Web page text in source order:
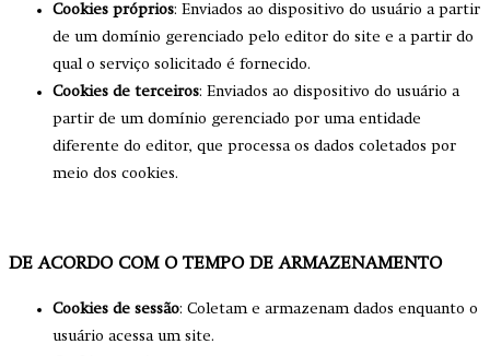
Cookies próprios: Enviados ao dispositivo do usuário a partir
de um domínio gerenciado pelo editor do site e a partir do
qual o serviço solicitado é fornecido.
Cookies de terceiros: Enviados ao dispositivo do usuário a
partir de um domínio gerenciado por uma entidade
diferente do editor, que processa os dados coletados por
meio dos cookies.
DE ACORDO COM O TEMPO DE ARMAZENAMENTO
Cookies de sessão: Coletam e armazenam dados enquanto o
usuário acessa um site.